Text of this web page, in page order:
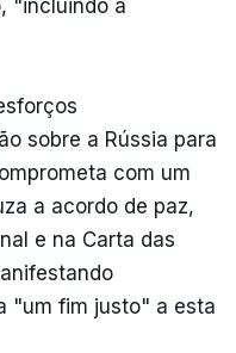
"incluindo a
sobre a Rússia para
com um
a acordo de paz,
e na Carta das
"um fim justo" a esta